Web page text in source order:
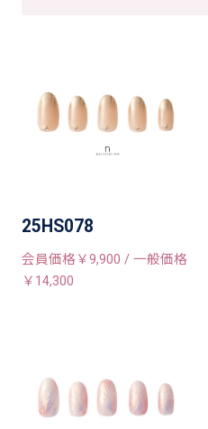
25HS078
会員価格￥9,900 / 一般価格
￥14,300